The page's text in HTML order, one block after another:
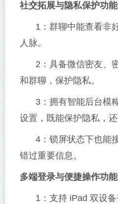
社交拓展与隐私保护功能
1：群聊中能查看非
人脉。
2：具备微信密友、
和群聊，保护隐私。
3：拥有智能后台模
设置，既能保护隐私，还
4：锁屏状态下也能
错过重要信息。
多端登录与便捷操作功能
1：支持 iPad 双设